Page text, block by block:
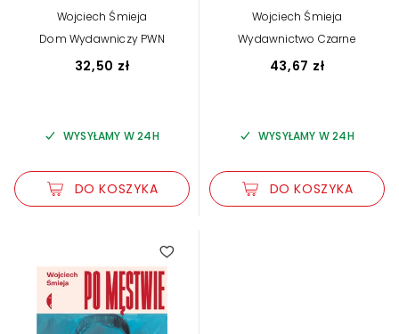
Wojciech Śmieja
Dom Wydawniczy PWN
32,50 zł
WYSYŁAMY W 24H
DO KOSZYKA
Wojciech Śmieja
Wydawnictwo Czarne
43,67 zł
WYSYŁAMY W 24H
DO KOSZYKA